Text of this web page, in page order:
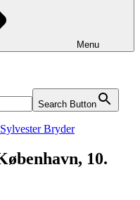
Menu
Search Button
Bryder
10.